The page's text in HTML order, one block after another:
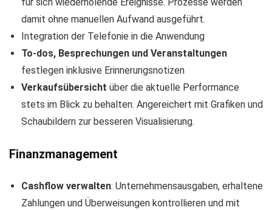
für sich wiederholende Ereignisse. Prozesse werden
damit ohne manuellen Aufwand ausgeführt.
Integration der Telefonie in die Anwendung
To-dos, Besprechungen und Veranstaltungen
festlegen inklusive Erinnerungsnotizen
Verkaufsübersicht über die aktuelle Performance
stets im Blick zu behalten. Angereichert mit Grafiken und
Schaubildern zur besseren Visualisierung.
Finanzmanagement
Cashflow verwalten: Unternehmensausgaben, erhaltene
Zahlungen und Überweisungen kontrollieren und mit